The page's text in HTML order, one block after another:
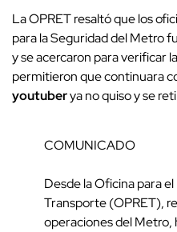
La OPRET resaltó que los
para la Seguridad del Metro
y se acercaron para verificar
permitieron que continuara
youtuberya no quiso y se
COMUNICADO
Desde la Oficina para
Transporte (OPRET),
operaciones del Metro,